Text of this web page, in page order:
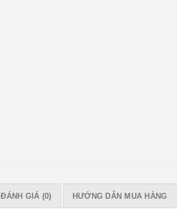
ĐÁNH GIÁ (0) HƯỚNG DẪN MUA HÀNG